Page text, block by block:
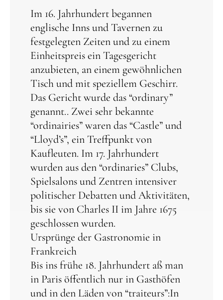
Im 16. Jahrhundert begannen
englische Inns und Tavernen zu
festgelegten Zeiten und zu einem
Einheitspreis ein Tagesgericht
anzubieten, an einem gewöhnlichen
Tisch und mit speziellem Geschirr.
Das Gericht wurde das “ordinary”
genannt.. Zwei sehr bekannte
“ordinairies” waren das “Castle” und
“Lloyd’s”, ein Treffpunkt von
Kaufleuten. Im 17. Jahrhundert
wurden aus den “ordinaries” Clubs,
Spielsalons und Zentren intensiver
politischer Debatten und Aktivitäten,
bis sie von Charles II im Jahre 1675
geschlossen wurden.
Ursprünge der Gastronomie in
Frankreich
Bis ins frühe 18. Jahrhundert aß man
in Paris öffentlich nur in Gasthöfen
und in den Läden von “traiteurs”: In